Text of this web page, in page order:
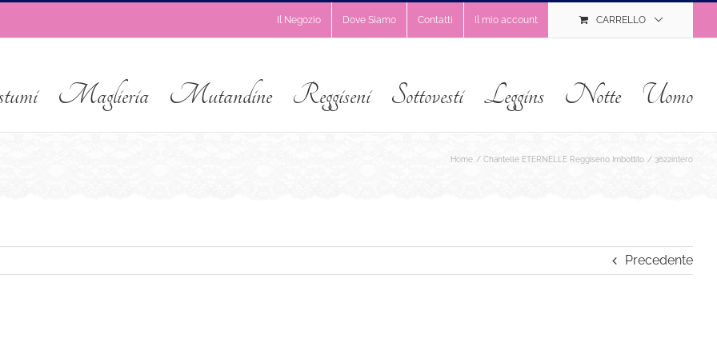
Il Negozio Dove Siamo Contatti Il mio account CARRELLO
Maglieria Mutandine Reggiseni Sottovesti Leggins Notte Uomo
Home Chantelle ETERNELLE Reggiseno Imbottito 3622intero
Precedente